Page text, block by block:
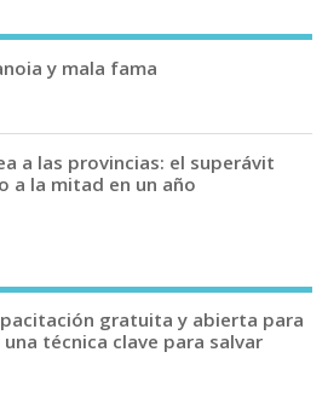
y mala fama
a las provincias: el superávit
a la mitad en un año
gratuita y abierta para
una técnica clave para salvar